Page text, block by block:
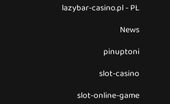
lazybar-casino.pl - PL
News
pinuptoni
slot-casino
slot-online-game